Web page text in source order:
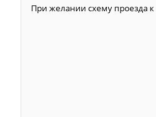
При желании схему проезда